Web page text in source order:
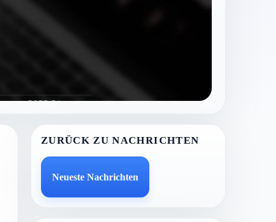
ZURÜCK ZU NACHRICHTEN
Neueste Nachrichten